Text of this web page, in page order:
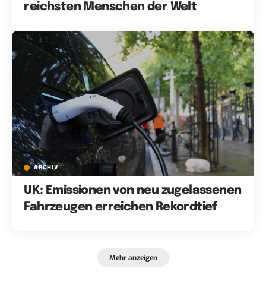
reichsten Menschen der Welt
ARCHIV
UK: Emissionen von neu zugelassenen
Fahrzeugen erreichen Rekordtief
Mehr anzeigen